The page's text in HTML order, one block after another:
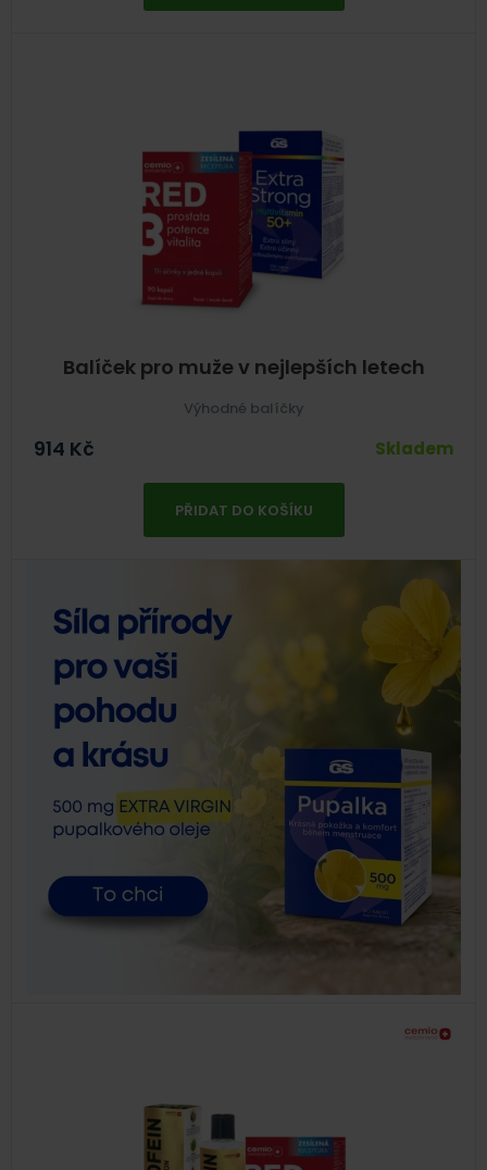
Balíček pro muže v nejlepších letech
Výhodné balíčky
914 Kč Skladem
PŘIDAT DO KOŠÍKU